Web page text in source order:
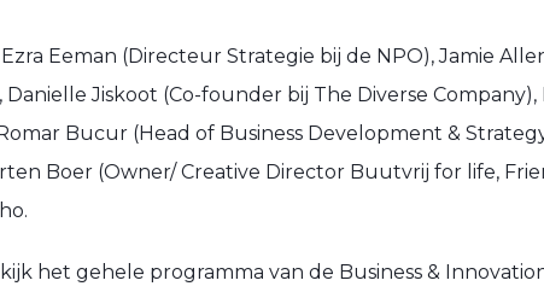
Eeman (Directeur Strategie bij de NPO), Jamie
Danielle Jiskoot (Co-founder bij The Diverse
Bucur (Head of Business Development &
Boer (Owner/ Creative Director Buutvrij for life,
het gehele programma van de Business &